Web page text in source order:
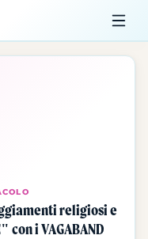
religiosi e
con i VAGABAND